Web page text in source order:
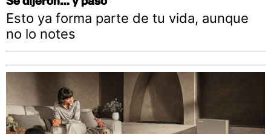
Esto ya forma parte de tu vida, aunque
no lo notes